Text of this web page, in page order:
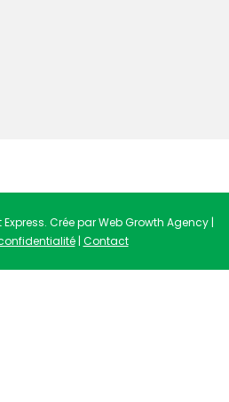
Crée par Web Growth Agency |
| Contact